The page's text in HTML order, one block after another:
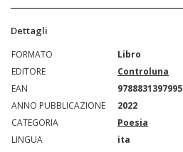
Dettagli
FORMATO
Libro
EDITORE
Controluna
EAN
9788831397995
ANNO PUBBLICAZIONE
2022
CATEGORIA
Poesia
LINGUA
ita